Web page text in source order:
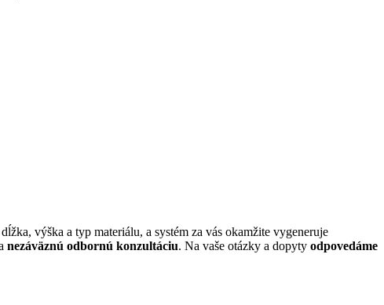
výška a typ materiálu, a systém za vás okamžite vygeneruje
nezáväznú odbornú konzultáciu. Na vaše otázky a dopyty odpovedáme